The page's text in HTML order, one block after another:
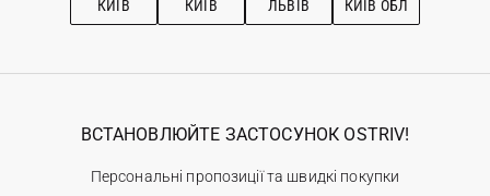
КИЇВ КИЇВ ЛЬВІВ КИЇВ ОБЛ
ВСТАНОВЛЮЙТЕ ЗАСТОСУНОК OSTRIV!
Персональні пропозиції та швидкі покупки